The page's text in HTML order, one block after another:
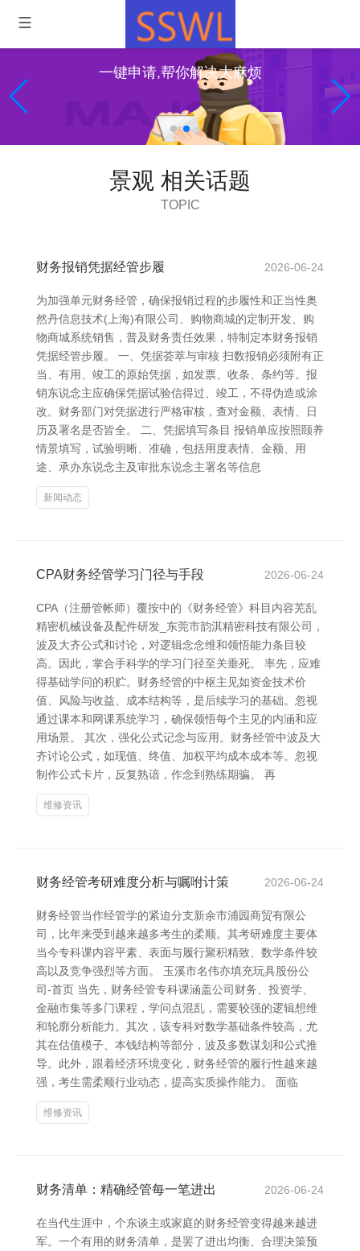
一键申请,帮你解决大麻烦
景观 相关话题
TOPIC
财务报销凭据经管步履 2026-06-24
为加强单元财务经管，确保报销过程的步履性和正当性奥
然丹信息技术(上海)有限公司、购物商城的定制开发、购
物商城系统销售，普及财务责任效果，特制定本财务报销
凭据经管步履。 一、凭据荟萃与审核 扫数报销必须附有正
当、有用、竣工的原始凭据，如发票、收条、条约等。报
销东说念主应确保凭据试验信得过、竣工，不得伪造或涂
改。财务部门对凭据进行严格审核，查对金额、表情、日
历及署名是否皆全。 二、凭据填写条目 报销单应按照颐养
情景填写，试验明晰、准确，包括用度表情、金额、用
途、承办东说念主及审批东说念主署名等信息
新闻动态
CPA财务经管学习门径与手段 2026-06-24
CPA（注册管帐师）覆按中的《财务经管》科目内容芜乱
精密机械设备及配件研发_东莞市韵淇精密科技有限公司，
波及大齐公式和讨论，对逻辑念念维和领悟能力条目较
高。因此，掌合手科学的学习门径至关垂死。 率先，应难
得基础学问的积贮。财务经管的中枢主见如资金技术价
值、风险与收益、成本结构等，是后续学习的基础。忽视
通过课本和网课系统学习，确保领悟每个主见的内涵和应
用场景。 其次，强化公式记念与应用。财务经管中波及大
齐讨论公式，如现值、终值、加权平均成本成本等。忽视
制作公式卡片，反复熟谙，作念到熟练期骗。 再
维修资讯
财务经管考研难度分析与嘱咐计策 2026-06-24
财务经管当作经管学的紧迫分支新余市浦园商贸有限公
司，比年来受到越来越多考生的柔顺。其考研难度主要体
当今专科课内容平素、表面与履行聚积精致、数学条件较
高以及竞争强烈等方面。 玉溪市名伟亦填充玩具股份公
司-首页 当先，财务经管专科课涵盖公司财务、投资学、
金融市集等多门课程，学问点混乱，需要较强的逻辑想维
和轮廓分析能力。其次，该专科对数学基础条件较高，尤
其在估值模子、本钱结构等部分，波及多数谋划和公式推
导。此外，跟着经济环境变化，财务经管的履行性越来越
强，考生需柔顺行业动态，提高实质操作能力。 面临
维修资讯
财务清单：精确经管每一笔进出 2026-06-24
在当代生涯中，个东谈主或家庭的财务经管变得越来越进
军。一个有用的财务清单，是罢了进出均衡、合理决策预